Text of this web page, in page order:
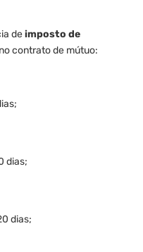
deimposto de
contrato de mútuo:
dias;
dias;